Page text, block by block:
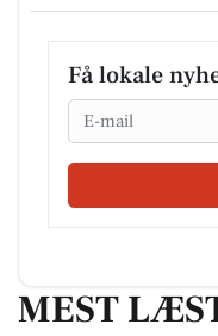
Få lokale
Email
MEST